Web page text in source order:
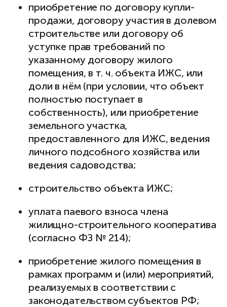
приобретение по договору купли-
продажи, договору участия в долевом
строительстве или договору об
уступке прав требований по
указанному договору жилого
помещения, в т. ч. объекта ИЖС, или
доли в нём (при условии, что объект
полностью поступает в
собственность), или приобретение
земельного участка,
предоставленного для ИЖС, ведения
личного подсобного хозяйства или
ведения садоводства;
строительство объекта ИЖС;
уплата паевого взноса члена
жилищно-строительного кооператива
(согласно ФЗ № 214);
приобретение жилого помещения в
рамках программ и (или) мероприятий,
реализуемых в соответствии с
законодательством субъектов РФ;